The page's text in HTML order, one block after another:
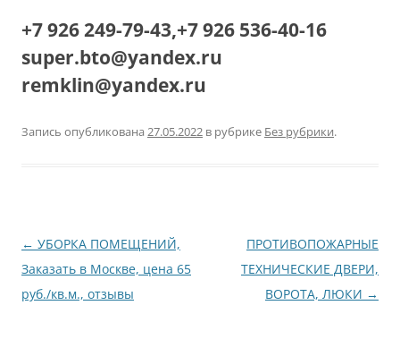
+7 926 249-79-43,+7926 536-40-16
super.bto@yandex.ru
remklin@yandex.ru
Запись опубликована 27.05.2022 в рубрике Без рубрики.
Навигация
по
записям
← УБОРКА ПОМЕЩЕНИЙ,
Заказать в Москве, цена 65
руб./кв.м., отзывы
ПРОТИВОПОЖАРНЫЕ
ТЕХНИЧЕСКИЕ ДВЕРИ,
ВОРОТА, ЛЮКИ →